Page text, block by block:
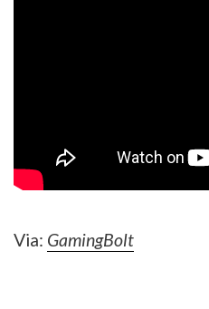
Via: GamingBolt